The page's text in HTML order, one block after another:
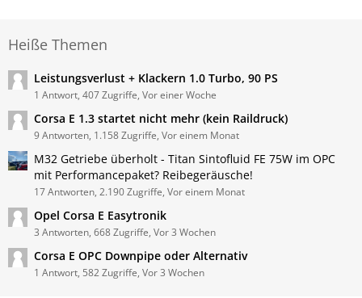
Heiße Themen
Leistungsverlust + Klackern 1.0 Turbo, 90 PS
1 Antwort, 407 Zugriffe, Vor einer Woche
Corsa E 1.3 startet nicht mehr (kein Raildruck)
9 Antworten, 1.158 Zugriffe, Vor einem Monat
M32 Getriebe überholt - Titan Sintofluid FE 75W im OPC
mit Performancepaket? Reibegeräusche!
17 Antworten, 2.190 Zugriffe, Vor einem Monat
Opel Corsa E Easytronik
3 Antworten, 668 Zugriffe, Vor 3 Wochen
Corsa E OPC Downpipe oder Alternativ
1 Antwort, 582 Zugriffe, Vor 3 Wochen